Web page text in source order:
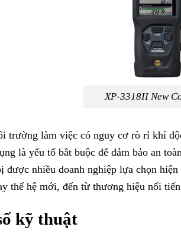
XP-3318II New
trường làm việc có nguy cơ rò rỉ khí
là yếu tố bắt buộc để đảm bảo an
được nhiều doanh nghiệp lựa chọn hiện
thế hệ mới, đến từ thương hiệu nổi
kỹ thuật